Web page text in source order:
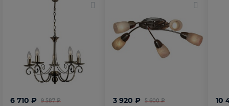
9 587 ₽
6 710 ₽ 5 600 ₽
3 920 ₽ 10